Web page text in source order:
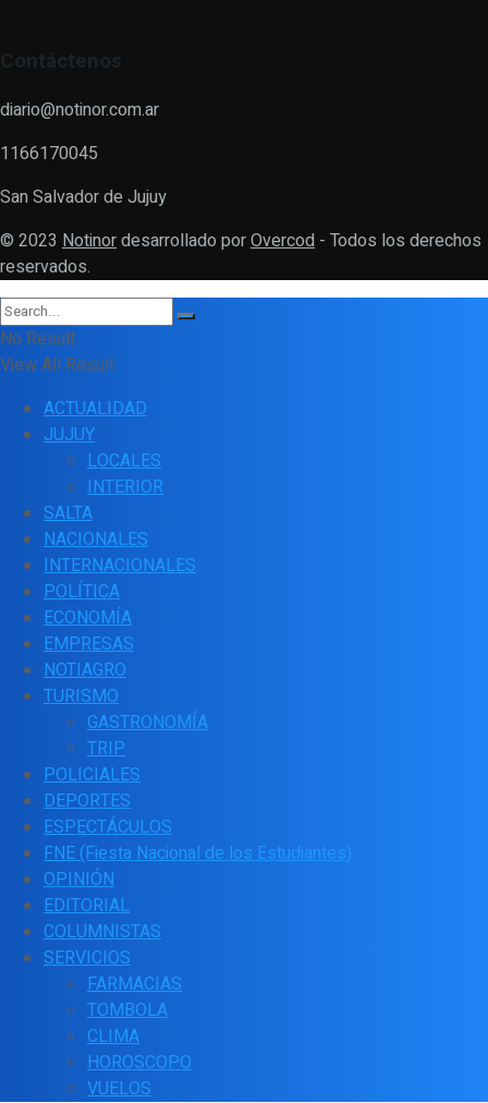
Contáctenos
diario@notinor.com.ar
1166170045
San Salvador de Jujuy
© 2023 Notinordesarrollado porOvercod - Todos los derechos
reservados.
No Result
View All Result
ACTUALIDAD
JUJUY
LOCALES
INTERIOR
SALTA
NACIONALES
INTERNACIONALES
POLÍTICA
ECONOMÍA
EMPRESAS
NOTIAGRO
TURISMO
GASTRONOMÍA
TRIP
POLICIALES
DEPORTES
ESPECTÁCULOS
FNE (Fiesta Nacional de los Estudiantes)
OPINIÓN
EDITORIAL
COLUMNISTAS
SERVICIOS
FARMACIAS
TOMBOLA
CLIMA
HOROSCOPO
VUELOS